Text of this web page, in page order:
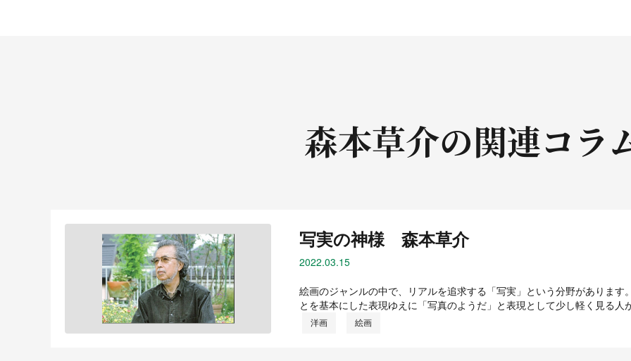
森本草介の関連コラ
写実の神様 森本草介
2022.03.15
絵画のジャンルの中で、リアルを追求する「写実」という分野がありま
とを基本にした表現ゆえに「写真のようだ」と表現として少し軽く見る
洋画 絵画